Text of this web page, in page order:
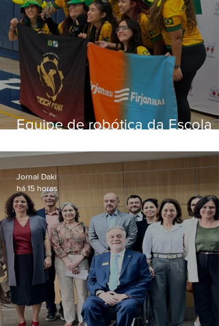
Equipe de robótica da Escola
prêmio internacional nos EUA
Jornal Daki
há 15 horas